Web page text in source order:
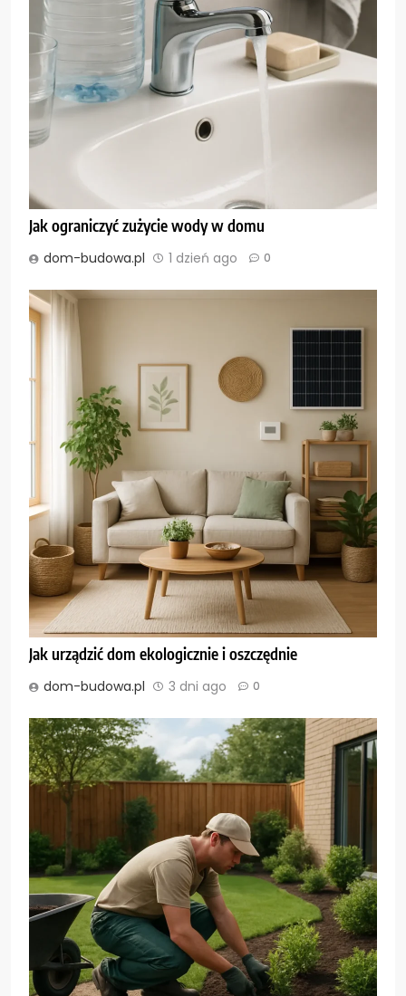
Jak ograniczyć zużycie wody w domu
dom-budowa.pl 1 dzień ago 0
Jak urządzić dom ekologicznie i oszczędnie
dom-budowa.pl 3 dni ago 0